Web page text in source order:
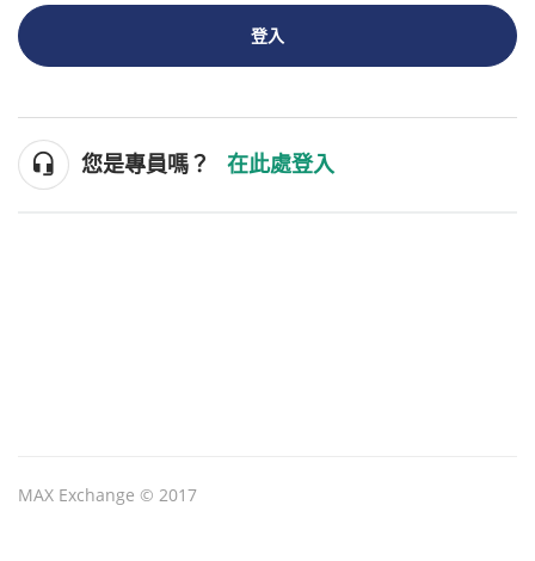
登入
您是專員嗎？ 在此處登入
MAX Exchange © 2017